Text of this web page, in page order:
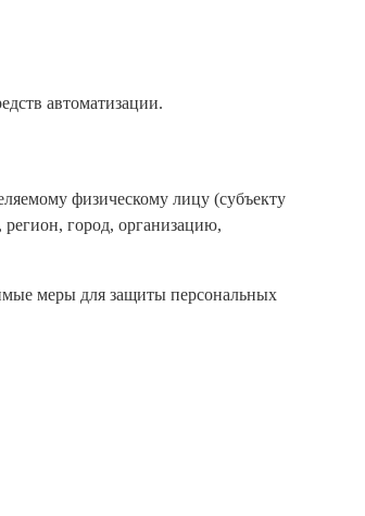
автоматизации.
физическому лицу (субъекту
город, организацию,
меры для защиты персональных